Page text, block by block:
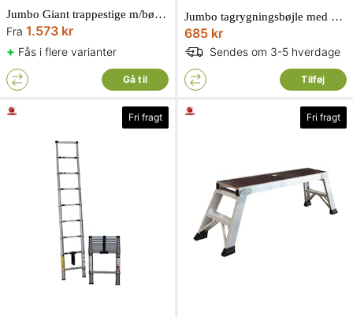
Jumbo Giant trappestige m/bøjle og hjul
Fra 1.573 kr
+ Fås i flere varianter
Gå til
Jumbo tagrygningsbøjle med hjul til stige43TS001
685 kr
Sendes om 3-5 hverdage
Tilføj
Fri fragt Fri fragt